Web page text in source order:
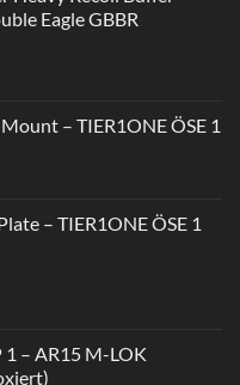
Eagle GBBR
– TIER1ONE ÖSE 1
– TIER1ONE ÖSE 1
1 – AR15 M-LOK